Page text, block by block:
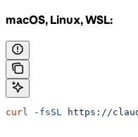
macOS, Linux, WSL:
curl -fsSL https://